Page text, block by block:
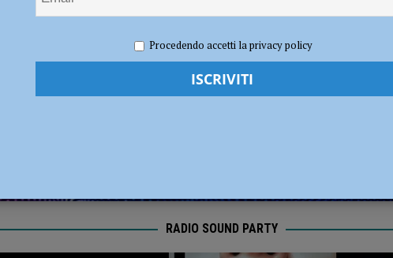
del Fiorenzuola CALCIO
Redazione MC Economia
RADIO SOUND PARTY
Procedendo accetti la privacy policy